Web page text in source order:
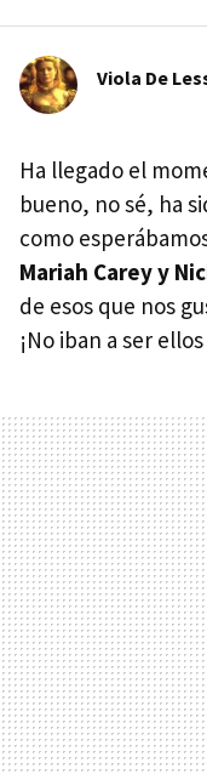
Viola De
Ha llegado el
bueno, no sé, ha
como
Mariah Carey y
de esos que nos
¡No iban a ser